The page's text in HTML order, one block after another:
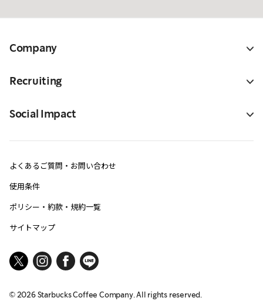
Company
Recruiting
Social Impact
よくあるご質問・お問い合わせ
使用条件
ポリシー・約款・規約一覧
サイトマップ
© 2026Starbucks Coffee Company. All rights reserved.